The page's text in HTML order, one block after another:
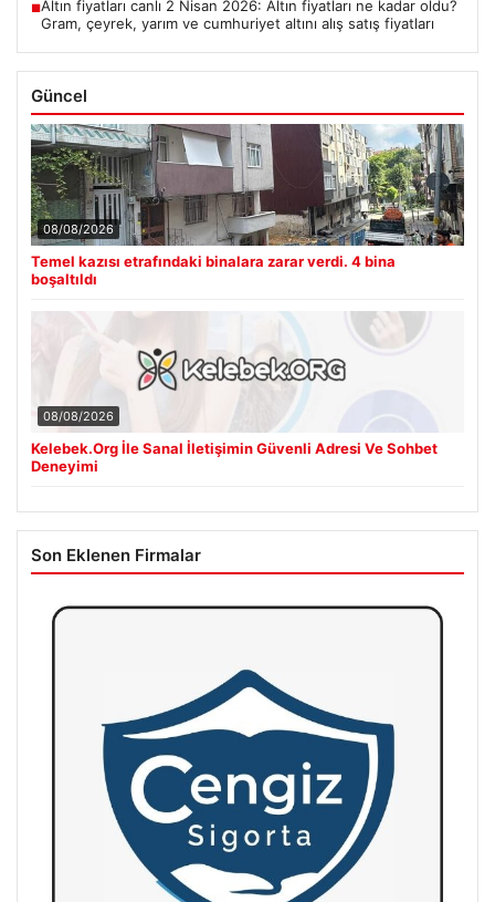
■Altın fiyatları canlı 2 Nisan 2026: Altın fiyatları ne kadar oldu?
Gram, çeyrek, yarım ve cumhuriyet altını alış satış fiyatları
Güncel
08/08/2026
Temel kazısı etrafındaki binalara zarar verdi. 4 bina
boşaltıldı
08/08/2026
Kelebek.Org İle Sanal İletişimin Güvenli Adresi Ve Sohbet
Deneyimi
Son Eklenen Firmalar